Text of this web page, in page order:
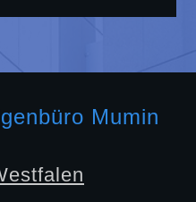
Mumin